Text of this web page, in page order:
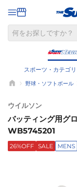
スポーツ・カテゴリ
野球・ソフトボール
ウイルソン
バッティング用グ
WB5745201
26%OFF SALE MENS